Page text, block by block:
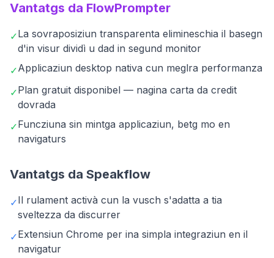
Vantatgs da FlowPrompter
✓La sovraposiziun transparenta elimineschia il basegn
d'in visur dividì u dad in segund monitor
✓Applicaziun desktop nativa cun meglra performanza
✓Plan gratuit disponibel — nagina carta da credit
dovrada
✓Funcziuna sin mintga applicaziun, betg mo en
navigaturs
Vantatgs da Speakflow
✓Il rulament activà cun la vusch s'adatta a tia
sveltezza da discurrer
✓Extensiun Chrome per ina simpla integraziun en il
navigatur